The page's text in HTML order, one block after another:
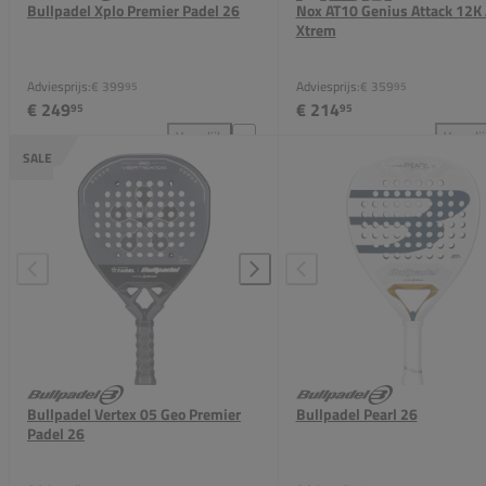
Bullpadel Xplo Premier Padel 26
Adviesprijs:€ 39995
€ 24995
Vergelijk
Nox AT10 Genius Attack
Xtrem
Adviesprijs:€ 35995
€ 21495
SALE
Bullpadel Vertex 05 Geo Premier
Padel 26
Bullpadel Pearl 26